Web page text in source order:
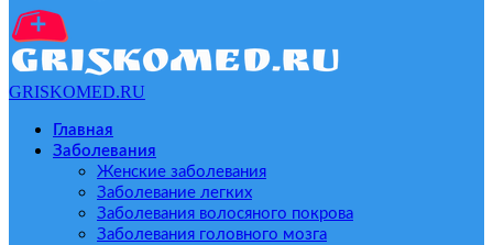
GRISKOMED.RU
Главная
Заболевания
Женские заболевания
Заболевание легких
Заболевания волосяного покрова
Заболевания головного мозга